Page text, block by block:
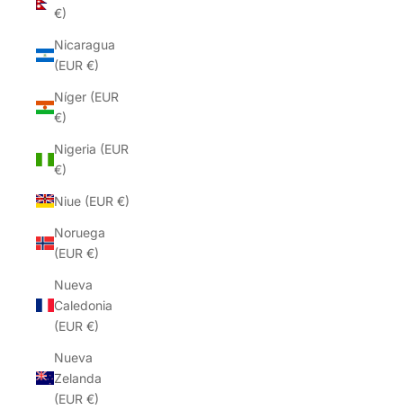
€)
Nicaragua
(EUR €)
Níger (EUR
€)
Nigeria (EUR
€)
Niue (EUR €)
Noruega
(EUR €)
Nueva
Caledonia
(EUR €)
Nueva
Zelanda
(EUR €)